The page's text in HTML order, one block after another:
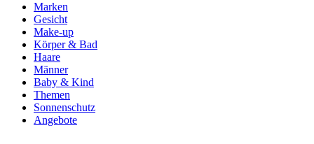
Marken
Gesicht
Make-up
Körper & Bad
Haare
Männer
Baby & Kind
Themen
Sonnenschutz
Angebote